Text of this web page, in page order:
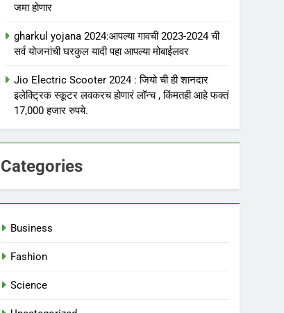
जमा होणार
gharkul yojana 2024:आपल्या गावची 2023-2024 ची
सर्व योजनांची घरकुल यादी पहा आपल्या मोबाईलवर
Jio Electric Scooter 2024 : जियो ची ही शानदार
इलेक्ट्रिक स्कूटर लवकरच होणारं लॉन्च , किंमतही आहे फक्तं
17,000 हजार रुपये.
Categories
Business
Fashion
Science